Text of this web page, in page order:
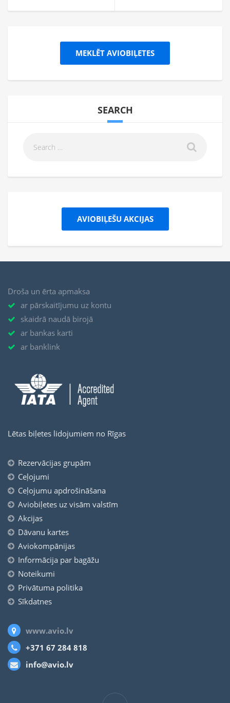
MEKLĒT AVIOBIĻETES
SEARCH
AVIOBIĻEŠU AKCIJAS
Droša un ērta apmaksa
ar pārskaitījumu uz kontu
skaidrā naudā birojā
ar bankas karti
ar banklink
Lētas biļetes lidojumiem no Rīgas
Rezervācijas grupām
Ceļojumi
Ceļojumu apdrošināšana
Aviobiļetes uz visām valstīm
Akcijas
Dāvanu kartes
Aviokompānijas
Informācija par bagāžu
Noteikumi
Privātuma politika
Sīkdatnes
www.avio.lv
+371 67 284 818
info@avio.lv